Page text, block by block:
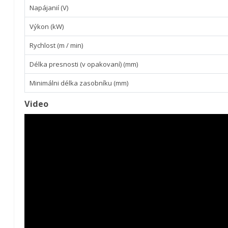
Napájanií (V)
Výkon (kW)
Rychlost (m / min)
Délka presnosti (v opakovaní) (mm)
Minimálni délka zasobníku (mm)
Video